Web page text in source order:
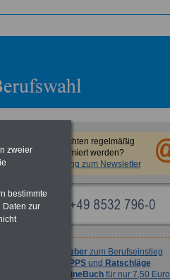
Sie möchten regelmäßig
informiert werden?
Anmeldung zum Newsletter
Ratgeberzum Berufseinstieg
TIPPS und Ratschläge
OnlineBuch für nur 7,50 Euro
zweier
bestimmte
Daten zur